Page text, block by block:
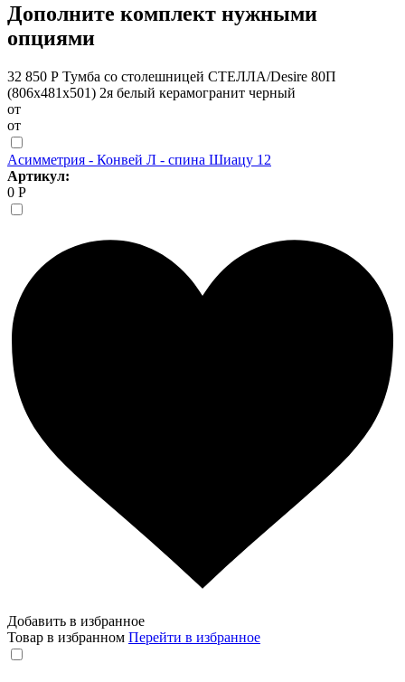
Дополните комплект нужными
опциями
32 850 Р Тумба со столешницей СТЕЛЛА/Desire 80П
(806х481х501) 2я белый керамогранит черный
от
от
Асимметрия - Конвей Л - спина Шиацу 12
Артикул:
0 Р
Добавить в избранное
Товар в избранном Перейти в избранное